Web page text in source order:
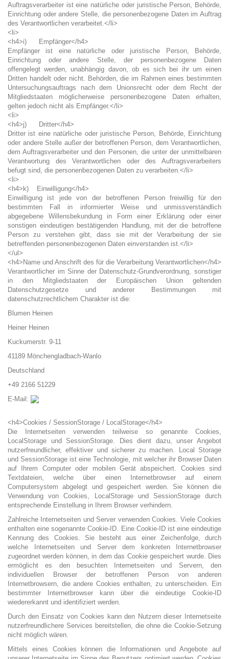
Auftragsverarbeiter ist eine natürliche oder juristische Person, Behörde,
Einrichtung oder andere Stelle, die personenbezogene Daten im Auftrag
des Verantwortlichen verarbeitet.</li>
<li>
<h4>i) Empfänger</h4>
Empfänger ist eine natürliche oder juristische Person, Behörde,
Einrichtung oder andere Stelle, der personenbezogene Daten
offengelegt werden, unabhängig davon, ob es sich bei ihr um einen
Dritten handelt oder nicht. Behörden, die im Rahmen eines bestimmten
Untersuchungsauftrags nach dem Unionsrecht oder dem Recht der
Mitgliedstaaten möglicherweise personenbezogene Daten erhalten,
gelten jedoch nicht als Empfänger.</li>
<li>
<h4>j) Dritter</h4>
Dritter ist eine natürliche oder juristische Person, Behörde, Einrichtung
oder andere Stelle außer der betroffenen Person, dem Verantwortlichen,
dem Auftragsverarbeiter und den Personen, die unter der unmittelbaren
Verantwortung des Verantwortlichen oder des Auftragsverarbeiters
befugt sind, die personenbezogenen Daten zu verarbeiten.</li>
<li>
<h4>k) Einwilligung</h4>
Einwilligung ist jede von der betroffenen Person freiwillig für den
bestimmten Fall in informierter Weise und unmissverständlich
abgegebene Willensbekundung in Form einer Erklärung oder einer
sonstigen eindeutigen bestätigenden Handlung, mit der die betroffene
Person zu verstehen gibt, dass sie mit der Verarbeitung der sie
betreffenden personenbezogenen Daten einverstanden ist.</li>
</ul>
<h4>Name und Anschrift des für die Verarbeitung Verantwortlichen</h4>
Verantwortlicher im Sinne der Datenschutz-Grundverordnung, sonstiger
in den Mitgliedstaaten der Europäischen Union geltenden
Datenschutzgesetze und anderer Bestimmungen mit
datenschutzrechtlichem Charakter ist die:
Blumen Heinen
Heiner Heinen
Kuckumerstr. 9-11
41189 Mönchengladbach-Wanlo
Deutschland
+49 2166 51229
E-Mail:
<h4>Cookies / SessionStorage / LocalStorage</h4>
Die Internetseiten verwenden teilweise so genannte Cookies,
LocalStorage und SessionStorage. Dies dient dazu, unser Angebot
nutzerfreundlicher, effektiver und sicherer zu machen. Local Storage
und SessionStorage ist eine Technologie, mit welcher ihr Browser Daten
auf Ihrem Computer oder mobilen Gerät abspeichert. Cookies sind
Textdateien, welche über einen Internetbrowser auf einem
Computersystem abgelegt und gespeichert werden. Sie können die
Verwendung von Cookies, LocalStorage und SessionStorage durch
entsprechende Einstellung in Ihrem Browser verhindern.
Zahlreiche Internetseiten und Server verwenden Cookies. Viele Cookies
enthalten eine sogenannte Cookie-ID. Eine Cookie-ID ist eine eindeutige
Kennung des Cookies. Sie besteht aus einer Zeichenfolge, durch
welche Internetseiten und Server dem konkreten Internetbrowser
zugeordnet werden können, in dem das Cookie gespeichert wurde. Dies
ermöglicht es den besuchten Internetseiten und Servern, den
individuellen Browser der betroffenen Person von anderen
Internetbrowsern, die andere Cookies enthalten, zu unterscheiden. Ein
bestimmter Internetbrowser kann über die eindeutige Cookie-ID
wiedererkannt und identifiziert werden.
Durch den Einsatz von Cookies kann den Nutzern dieser Internetseite
nutzerfreundlichere Services bereitstellen, die ohne die Cookie-Setzung
nicht möglich wären.
Mittels eines Cookies können die Informationen und Angebote auf